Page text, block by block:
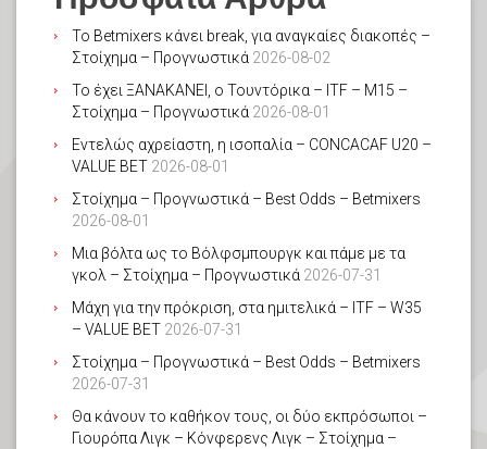
Το Betmixers κάνει break, για αναγκαίες διακοπές –
Στοίχημα – Προγνωστικά 2026-08-02
Το έχει ΞΑΝΑΚΑΝΕΙ, ο Τουντόρικα – ITF – M15 –
Στοίχημα – Προγνωστικά 2026-08-01
Εντελώς αχρείαστη, η ισοπαλία – CONCACAF U20 –
VALUE BET 2026-08-01
Στοίχημα – Προγνωστικά – Best Odds – Betmixers
2026-08-01
Μια βόλτα ως το Βόλφσμπουργκ και πάμε με τα
γκολ – Στοίχημα – Προγνωστικά 2026-07-31
Μάχη για την πρόκριση, στα ημιτελικά – ITF – W35
– VALUE BET 2026-07-31
Στοίχημα – Προγνωστικά – Best Odds – Betmixers
2026-07-31
Θα κάνουν το καθήκον τους, οι δύο εκπρόσωποι –
Γιουρόπα Λιγκ – Κόνφερενς Λιγκ – Στοίχημα –